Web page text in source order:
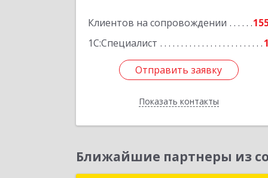
Клиентов на сопровождении
1С:Специалист
1
Отправить заявку
Показать контакты
Подробнее
Отправить заявку
Назад
Ближайшие партнеры из